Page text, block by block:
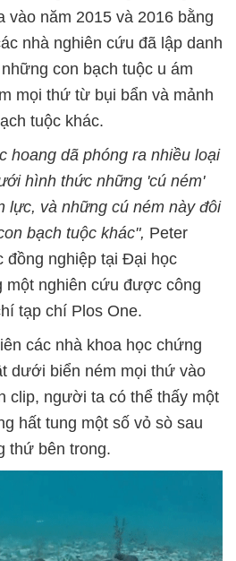
vào năm 2015 và 2016 bằng
nhà nghiên cứu đã lập danh
con bạch tuộc u ám
mọi thứ từ bụi bẩn và mảnh
tuộc khác.
hoang dã phóng ra nhiều loại
hình thức những 'cú ném'
lực, và những cú ném này đôi
bạch tuộc khác", Peter
đồng nghiệp tại Đại học
một nghiên cứu được công
tạp chí Plos One.
các nhà khoa học chứng
dưới biển ném mọi thứ vào
clip, người ta có thể thấy một
hất tung một số vỏ sò sau
thứ bên trong.